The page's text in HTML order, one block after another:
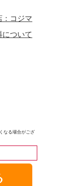
：コジマ
について
なる場合がござ